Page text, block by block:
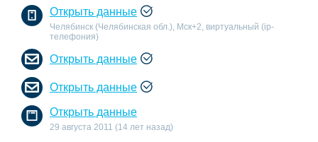
Открыть данные
Челябинск (Челябинская обл.), Мск+2, виртуальный (ip-
телефония)
Открыть данные
Открыть данные
Открыть данные
29 августа 2011 (14 лет назад)